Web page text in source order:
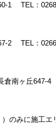
1 TEL：
2 TEL：
倉南ヶ丘647-4
のみに施工